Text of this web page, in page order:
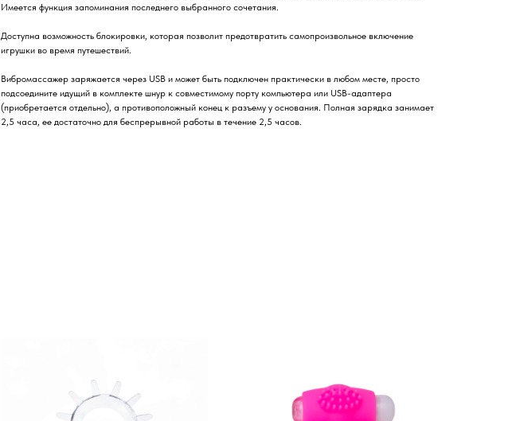
Имеется функция запоминания последнего выбранного сочетания.
Доступна возможность блокировки, которая позволит предотвратить самопроизвольное включение
игрушки во время путешествий.
Вибромассажер заряжается через USB и может быть подключен практически в любом месте, просто
подсоедините идущий в комплекте шнур к совместимому порту компьютера или USB-адаптера
(приобретается отдельно), а противоположный конец к разъему у основания. Полная зарядка занимает
2,5 часа, ее достаточно для беспрерывной работы в течение 2,5 часов.